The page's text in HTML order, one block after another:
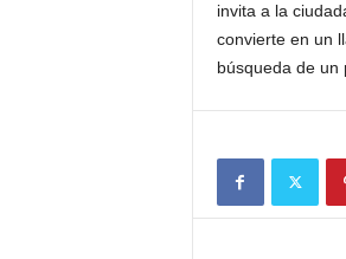
invita a la
convierte en un
búsqueda de un